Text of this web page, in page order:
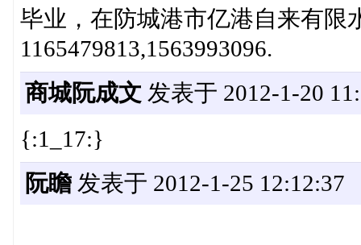
毕业，在防城港市亿港自来有限
1165479813,1563993096.
商城阮成文 发表于 2012-1-20
{:1_17:}
阮瞻发表于 2012-1-25 12:12:37